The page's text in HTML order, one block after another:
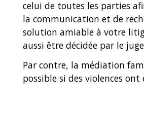
celui de toutes les parties
la communication et de
solution amiable à votre
aussi être décidée par le
Par contre, la médiation
possible si des violences ont